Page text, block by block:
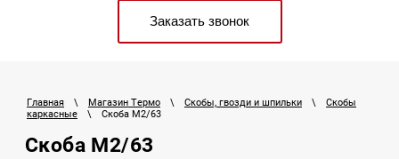
Заказать звонок
Главная \ Магазин Термо \ Скобы, гвозди и шпильки \
Скобы
каркасные
\ Скоба М2/63
Скоба М2/63